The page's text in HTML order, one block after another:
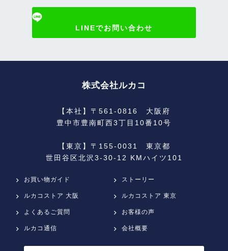
LINEでお問い合わせ
株式会社ルカコ
【本社】〒561-0816 大阪府
豊中市豊南町西3丁目10番10号
【東京】〒155-0031 東京都
世田谷区北沢3-30-12 KMハイツ101
お買い物ガイド ストーリー
ルカコストア 大阪 ルカコストア 東京
よくあるご質問 お客様の声
ルカコ通信 会社概要